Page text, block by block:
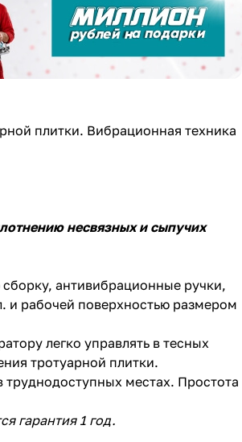
плитки. Вибрационная техника
несвязных и сыпучих
антивибрационные ручки,
и рабочей поверхностью размером
легко управлять в тесных
тротуарной плитки.
местах. Простота
гарантия 1 год.